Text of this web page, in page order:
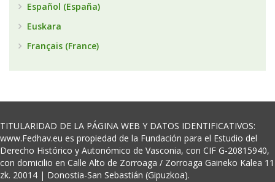
Español (España)
Euskara
Français (France)
TITULARIDAD DE LA PÁGINA WEB Y DATOS IDENTIFICATIVOS:
www.Fedhav.eu es propiedad de la Fundación para el Estudio del
Derecho Histórico y Autonómico de Vasconia, con CIF G-20815940,
con domicilio en Calle Alto de Zorroaga / Zorroaga Gaineko Kalea 11
zk. 20014 | Donostia-San Sebastián (Gipuzkoa).